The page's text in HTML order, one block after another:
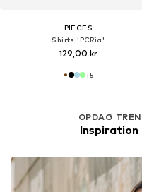
PIECES
Shirts 'PCRia'
129,00 kr
+5
OPDAG